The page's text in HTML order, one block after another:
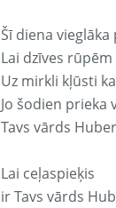
Šī diena
Lai dzīves
Uz mirkli kļūsti
Jo šodien prieka
Tavs vārds
Lai ceļaspieķis
ir Tavs vārds